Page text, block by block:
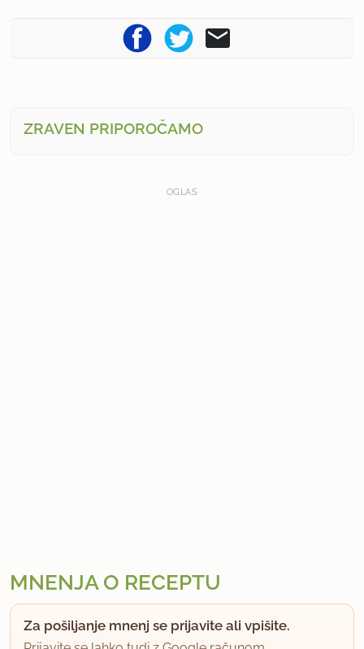
ZRAVEN PRIPOROČAMO
OGLAS
MNENJA O RECEPTU
Za pošiljanje mnenj se prijavite ali vpišite.